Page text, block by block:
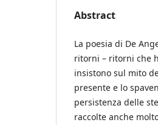
Abstract
La poesia di De
ritorni – ritorni che
insistono sul mito
presente e lo
persistenza delle
raccolte anche